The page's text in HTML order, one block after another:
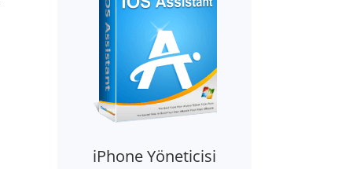
iPhone Yöneticisi